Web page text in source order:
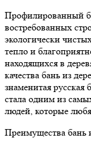
Профилированный
востребованных
экологически
тепло и
находящихся в
качества бань из
знаменитая русская
стала одним из
людей, которые
Преимущества бань